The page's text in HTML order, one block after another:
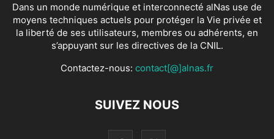
Dans un monde numérique et interconnecté alNas use de
moyens techniques actuels pour protéger la Vie privée et
la liberté de ses utilisateurs, membres ou adhérents, en
s’appuyant sur les directives de la CNIL.
Contactez-nous: contact[@]alnas.fr
SUIVEZ NOUS